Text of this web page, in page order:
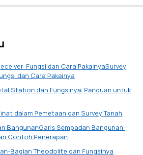
Survey
dan Cara Pakainya
Station dan Fungsinya: Panduan untuk
dalam Pemetaan dan Survey Tanah
Garis Sempadan Bangunan:
Contoh Penerapan